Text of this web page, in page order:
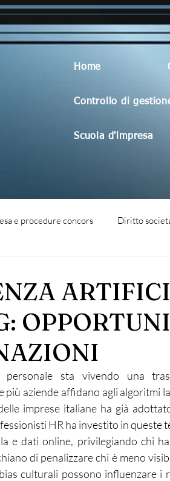
Home
Controllo di
Scuola d'impresa
e procedure concors Diritto
sta vivendo una
più aziende affidano agli algoritmi
imprese italiane ha già
HR ha investito in queste
e dati online, privilegiando chi
di penalizzare chi è meno
culturali possono influenzare i